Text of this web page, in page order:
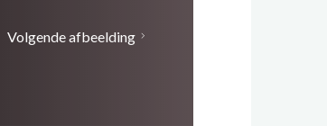
Volgende afbeelding